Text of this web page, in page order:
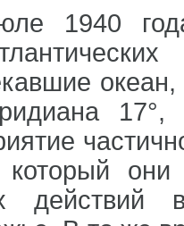
1940
который
действий